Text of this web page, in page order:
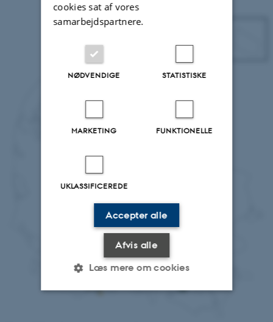
cookies sat af vores
samarbejdspartnere.
NØDVENDIGE STATISTISKE
MARKETING FUNKTIONELLE
UKLASSIFICEREDE
Accepter alle
Afvis alle
Læs mere om cookies